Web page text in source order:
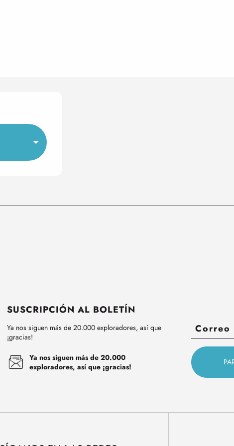
SUSCRIPCIÓN AL BOLETÍN
Ya nos siguen más de 20.000 exploradores, así que
¡gracias!
Ya nos siguen más de 20.000
exploradores, así que ¡gracias!